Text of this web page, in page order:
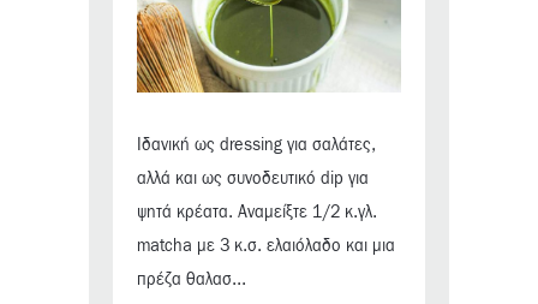
Ιδανική ως dressing για σαλάτες,
αλλά και ως συνοδευτικό dip για
ψητά κρέατα. Αναμείξτε 1/2 κ.γλ.
matcha με 3 κ.σ. ελαιόλαδο και μια
πρέζα θαλασ...